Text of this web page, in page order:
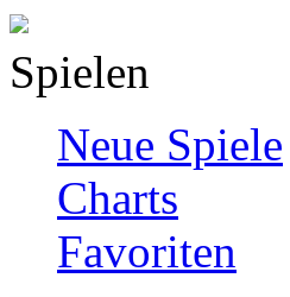
Spielen
Neue Spiele
Charts
Favoriten